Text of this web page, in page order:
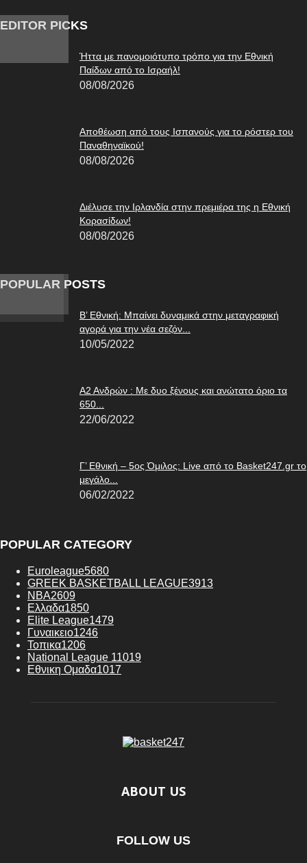
EDITOR PICKS
Ήττα με πανομοιότυπο τρόπο για την Εθνική
Παίδων από το Ισραήλ!
08/08/2026
Αποθέωση από τους Ισπανούς για το ρόστερ του
Παναθηναϊκού!
08/08/2026
Διέλυσε την Ιρλανδία στην πρεμιέρα της η Εθνική
Κορασίδων!
08/08/2026
POPULAR POSTS
Β’ Εθνική: Μπαίνει δυναμικά στην μεταγραφική
αγορά για την νέα σεζόν...
10/05/2022
Α2 Ανδρών : Με δυο ξένους και ανώτατο όριο τα
650...
22/06/2022
Γ’ Εθνική – 5ος Όμιλος: Live από το Basket247.gr το
μεγάλο...
06/02/2022
POPULAR CATEGORY
Euroleague5680
GREEK BASKETBALL LEAGUE3913
NBA2609
Ελλαδα1850
Elite League1479
Γυναικειο1246
Τοπικα1206
National League 11019
Εθνικη Ομαδα1017
ABOUT US
FOLLOW US